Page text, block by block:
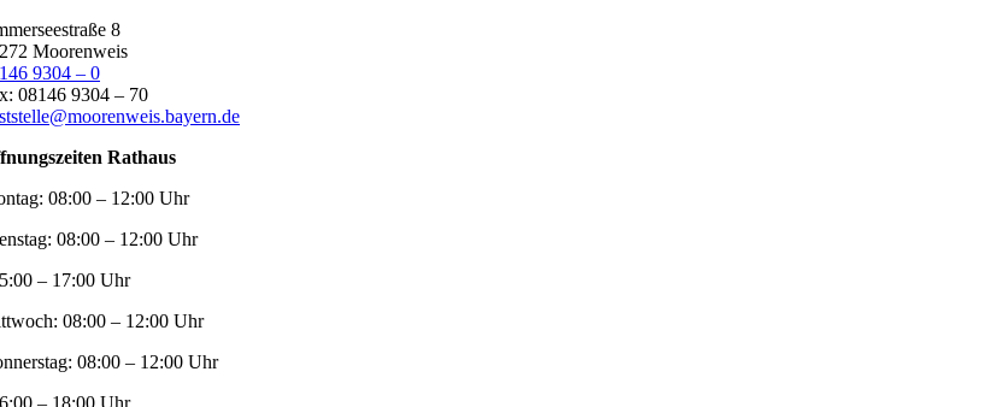
8
Moorenweis
9304 – 0
08146 9304 – 70
Rathaus
08:00 – 12:00 Uhr
08:00 – 12:00 Uhr
– 17:00 Uhr
08:00 – 12:00 Uhr
08:00 – 12:00 Uhr
– 18:00 Uhr